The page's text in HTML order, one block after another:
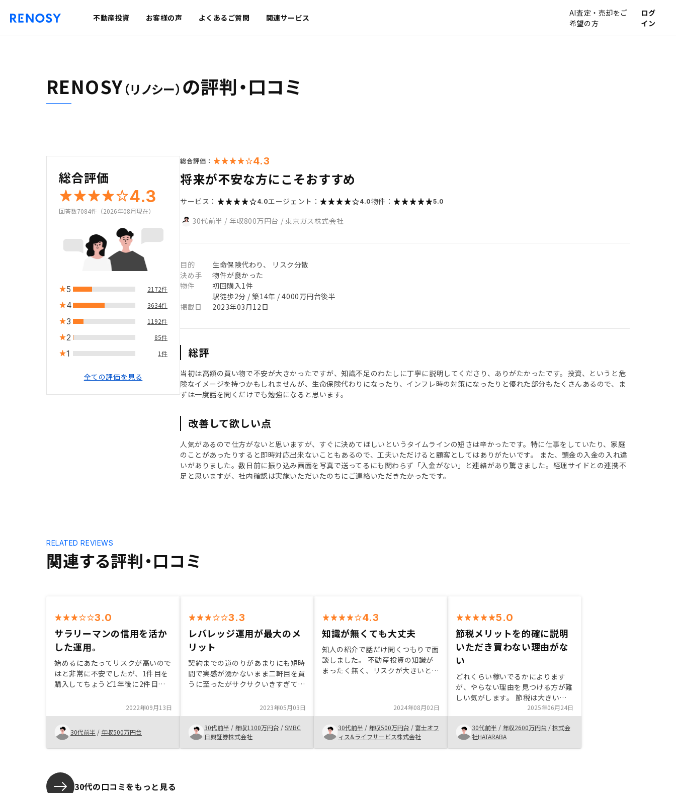
不動産投資 お客様の声 よくあるご質問 関連サービス
AI査定・売却をご
希望の方
ログ
イン
RENOSY（リノシー） の評判・口コミ
総合評価
4.3
回答数7084件（2026年08月現在）
5 2172件
4 3634件
3 1192件
2 85件
1 1件
全ての評価を見る
総合評価： 4.3
将来が不安な方にこそおすすめ
サービス： 4.0エージェント： 4.0物件： 5.0
30代前半 / 年収800万円台 / 東京ガス株式会社
目的
生命保険代わり、 リスク分散
決め手
物件が良かった
物件
初回購入1件
駅徒歩2分 / 築14年 / 4000万円台後半
掲載日
2023年03月12日
総評
当初は高額の買い物で不安が大きかったですが、知識不足のわたしに丁寧に説明してくださり、ありがたかったです。投資、というと危
険なイメージを持つかもしれませんが、生命保険代わりになったり、インフレ時の対策になったりと優れた部分もたくさんあるので、ま
ずは一度話を聞くだけでも勉強になると思います。
改善して欲しい点
人気があるので仕方がないと思いますが、すぐに決めてほしいというタイムラインの短さは辛かったです。特に仕事をしていたり、家庭
のことがあったりすると即時対応出来ないこともあるので、工夫いただけると顧客としてはありがたいです。 また、頭金の入金の入れ違
いがありました。数日前に振り込み画面を写真で送ってるにも関わらず「入金がない」と連絡があり驚きました。経理サイドとの連携不
足と思いますが、社内確認は実施いただいたのちにご連絡いただきたかったです。
関連する評判・口コミ
RELATED REVIEWS
3.0
サラリーマンの信用を活か
した運用。
始めるにあたってリスクが高いので
はと非常に不安でしたが、1件目を
購入してちょうど1年後に2件目を
である信用を活かして、不労所得を
得たいと思い、始めました。良い物
件と出会えて満足です。営業が若い
ので、知識不足を感じる。ベテラン
の人がいるともっと安心して取引で
2022年09月13日
30代前半 / 年収500万円台
3.3
レバレッジ運用が最大のメ
リット
契約までの道のりがあまりにも短時
間で実感が湧かないまま二軒目を買
うに至ったがサクサクいきすぎて少
資を開始してみないとわからない話
かと思いますが、物件の比較や他社
との違いや会社の方針、会社が潰れ
た際のリスク等々リスク部分の説明
をもう少し詳細に説明いただければ
2023年05月03日
30代前半 / 年収1100万円台 /SMBC
日興証券株式会社
4.3
知識が無くても大丈夫
知人の紹介で話だけ聞くつもりで面
談しました。 不動産投資の知識が
まったく無く、リスクが大きいと思
く、知識が無くても安心して始めら
れます。
2024年08月02日
30代前半 / 年収500万円台 / 富士オフ
ィス&ライフサービス株式会社
5.0
節税メリットを的確に説明
いただき買わない理由がな
い
どれくらい稼いでるかによります
が、やらない理由を見つける方が難
しい気がします。 節税は大きいで
すし、エリアの特色や頭を働かせれ
ば買わない選択肢はあまりないのか
なと思います。 それはもちろん初
期費用の手出しはありますが、1-2
年で見れば全然メリットかと、アプ
2025年06月24日
30代前半 / 年収2600万円台 /株式会
社HATARABA
30代の口コミをもっと見る